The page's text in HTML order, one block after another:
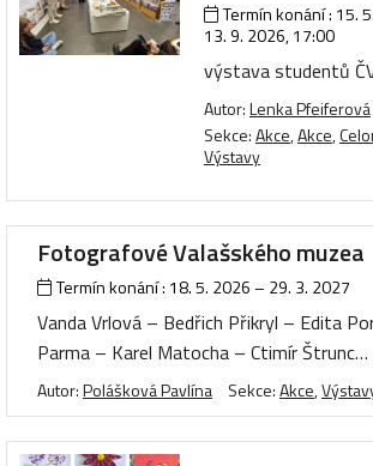
Termín konání : 15.
13. 9. 2026, 17:00
výstava studentů
Autor:Lenka Pfeiferová
Sekce:Akce,Akce,
Výstavy
Fotografové Valašského muzea
Termín konání : 18. 5. 2026 – 29. 3. 2027
Vanda Vrlová – Bedřich Přikryl – Edita
Parma – Karel Matocha – Ctimír Štrunc…
Autor:Polášková Pavlína Sekce:Akce,